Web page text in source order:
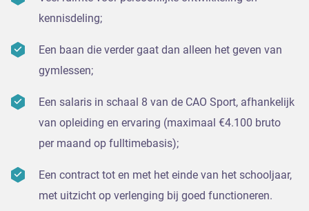
kennisdeling;
Een baan die verder gaat dan alleen het geven van
gymlessen;
Een salaris in schaal 8 van de CAO Sport, afhankelijk
van opleiding en ervaring (maximaal €4.100 bruto
per maand op fulltimebasis);
Een contract tot en met het einde van het schooljaar,
met uitzicht op verlenging bij goed functioneren.